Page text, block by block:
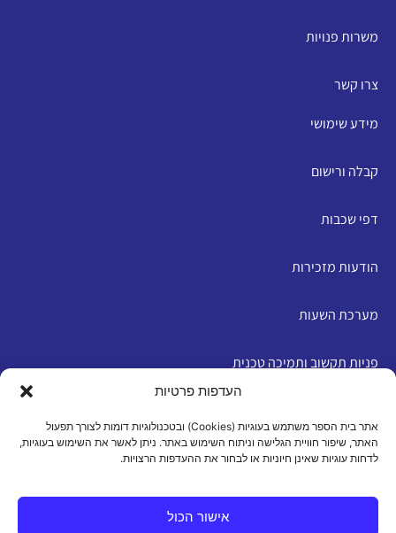
העדפות פרטיות
אתר בית הספר משתמש בעוגיות (Cookies) ובטכנולוגיות דומות לצורך תפעול
האתר, שיפור חוויית הגלישה וניתוח השימוש באתר. ניתן לאשר את השימוש בעוגיות,
לדחות עוגיות שאינן חיוניות או לבחור את ההעדפות הרצויות.
אישור הכול
משרות פנויות
צרו קשר
מידע שימושי
קבלה ורישום
דפי שכבות
הודעות מזכירות
מערכת השעות
פניות תקשוב ותמיכה טכנית
מדיניות פרטיות|תנאי שימוש|הצהרת נגישות|מדיניות
עוגיות